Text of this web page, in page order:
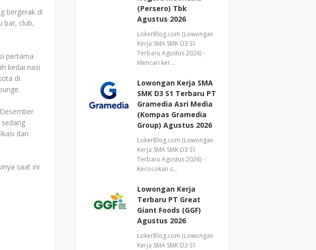
bergerak di
bar, club,
pertama
kedai nasi
di
dan
saat ini
(Persero) Tbk
Agustus 2026
LokerBlog.com (Lowongan
Kerja SMA SMK D3 S1
Terbaru Agustus 2026) -
Mencari ker…
Lowongan Kerja SMA
SMK D3 S1 Terbaru PT
Gramedia Asri Media
(Kompas Gramedia
Group) Agustus 2026
LokerBlog.com (Lowongan
Kerja SMA SMK D3 S1
Terbaru Agustus 2026) -
Kecocokan s…
Lowongan Kerja
Terbaru PT Great
Giant Foods (GGF)
Agustus 2026
LokerBlog.com (Lowongan
Kerja SMA SMK D3 S1